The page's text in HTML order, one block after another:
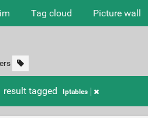
Tag cloud Picture wall
result tagged Iptables